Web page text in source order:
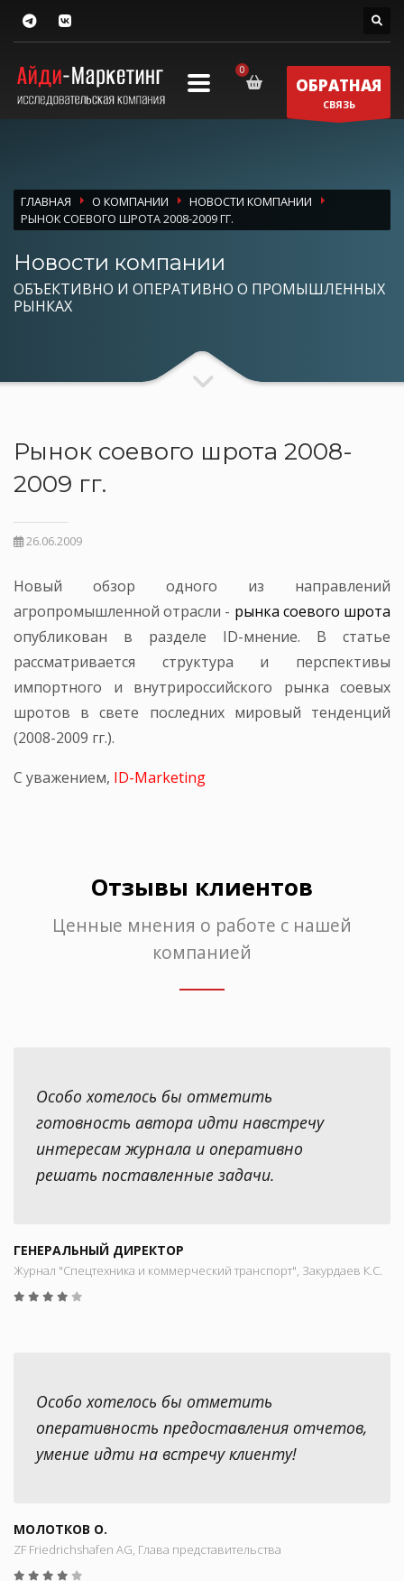
ОБРАТНАЯ
СВЯЗЬ
ГЛАВНАЯ О КОМПАНИИ
НОВОСТИ КОМПАНИИ
РЫНОК СОЕВОГО ШРОТА 2008-2009 ГГ.
Новости компании
ОБЪЕКТИВНО И ОПЕРАТИВНО О ПРОМЫШЛЕННЫХ
РЫНКАХ
Рынок соевого шрота 2008-
2009 гг.
26.06.2009
Новый обзор одного из направлений
агропромышленной отрасли - рынка соевого шрота
опубликован в разделе ID-мнение. В статье
рассматривается структура и перспективы
импортного и внутрироссийского рынка соевых
шротов в свете последних мировый тенденций
(2008-2009 гг.).
С уважением, ID-Marketing
Отзывы клиентов
Ценные мнения о работе с нашей
компанией
Особо хотелось бы отметить
готовность автора идти навстречу
интересам журнала и оперативно
решать поставленные задачи.
ГЕНЕРАЛЬНЫЙ ДИРЕКТОР
Журнал "Спецтехника и коммерческий транспорт", Закурдаев К.С.
Особо хотелось бы отметить
оперативность предоставления отчетов,
умение идти на встречу клиенту!
МОЛОТКОВ О.
ZF Friedrichshafen AG, Глава представительства